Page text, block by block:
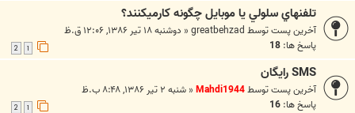
تلفنهاي سلولي يا موبايل چگونه کارمیکنند؟
آخرین پست توسطgreatbehzad
« دوشنبه ۱۸ تیر ۱۳۸۶, ۱۲:۰۶ ق.ظ
پاسخ ها: 18
SMS رايگان
آخرین پست توسطMahdi1944
« شنبه ۲ تیر ۱۳۸۶, ۸:۴۸ ب.ظ
پاسخ ها: 16